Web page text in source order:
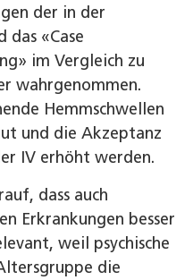
der in der
«Case
im Vergleich zu
wahrgenommen.
Hemmschwellen
und die Akzeptanz
IV erhöht werden.
dass auch
Erkrankungen besser
weil psychische
die